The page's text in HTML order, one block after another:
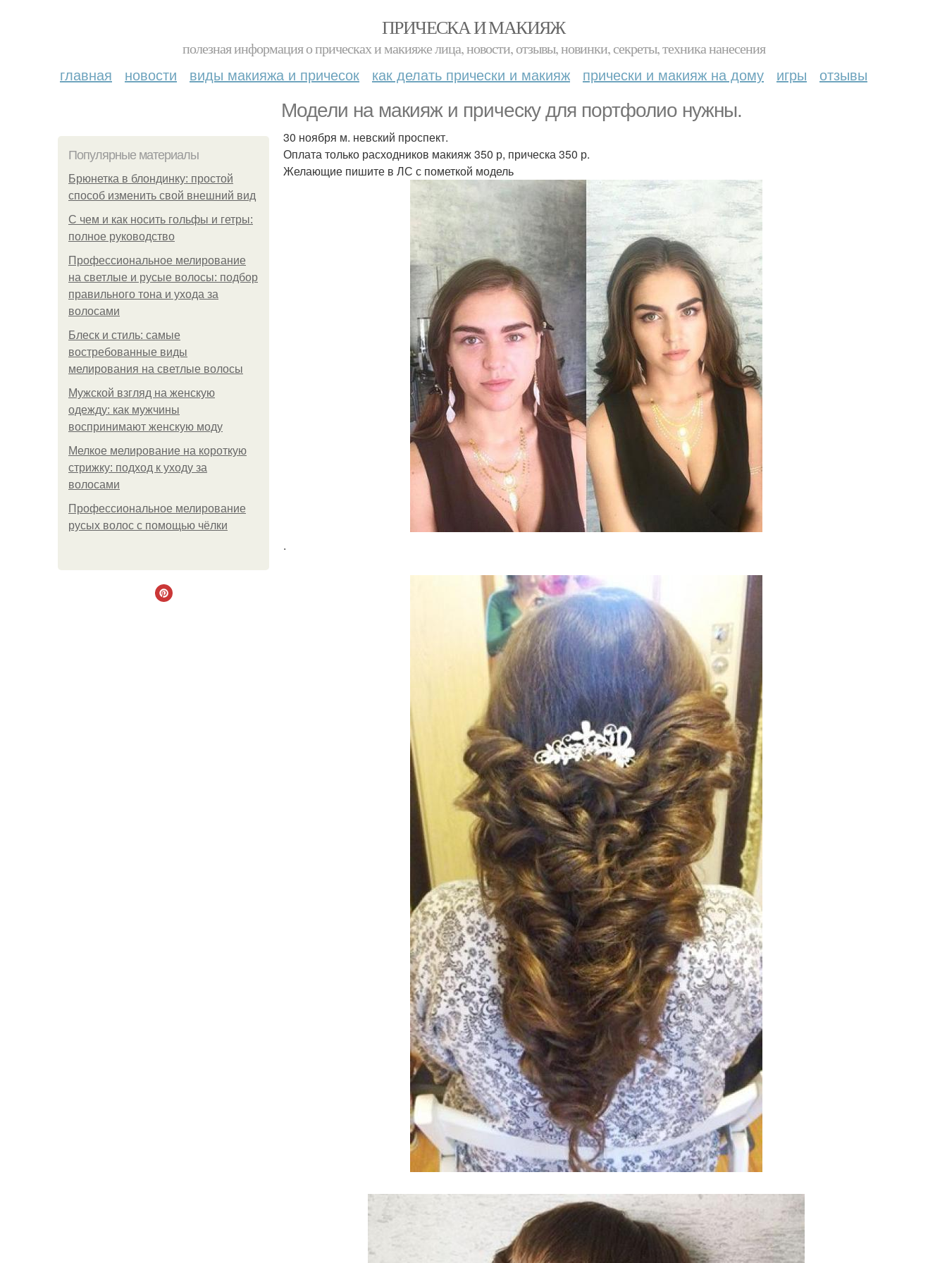
ПРИЧЕСКА И МАКИЯЖ
полезная информация о прическах и макияже лица, новости, отзывы, новинки, секреты, техника нанесения
главная новости виды макияжа и причесок как делать прически и макияж прически и макияж на дому игры отзывы
Модели на макияж и прическу для портфолио нужны.
Популярные материалы
Брюнетка в блондинку: простой
способ изменить свой внешний вид
С чем и как носить гольфы и гетры:
полное руководство
Профессиональное мелирование
на светлые и русые волосы: подбор
правильного тона и ухода за
волосами
Блеск и стиль: самые
востребованные виды
мелирования на светлые волосы
Мужской взгляд на женскую
одежду: как мужчины
воспринимают женскую моду
Мелкое мелирование на короткую
стрижку: подход к уходу за
волосами
Профессиональное мелирование
русых волос с помощью чёлки
30 ноября м. невский проспект.
Оплата только расходников макияж 350 р, прическа 350 р.
Желающие пишите в ЛС с пометкой модель
.